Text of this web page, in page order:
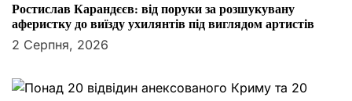
Ростислав Карандєєв: від поруки за розшукувану
аферистку до виїзду ухилянтів під виглядом артистів
2 Серпня, 2026